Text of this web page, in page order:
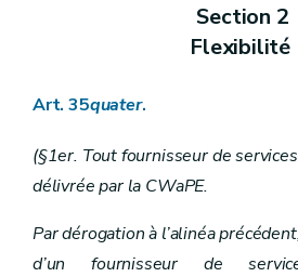
Section 2
Flexibilité
Art. 35quater.
(§1er. Tout fournisseur de
délivrée par la CWaPE.
Par dérogation à l’alinéa
d’un fournisseur de